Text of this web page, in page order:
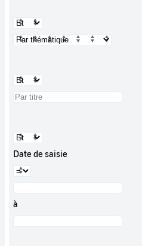
Date de saisie
à